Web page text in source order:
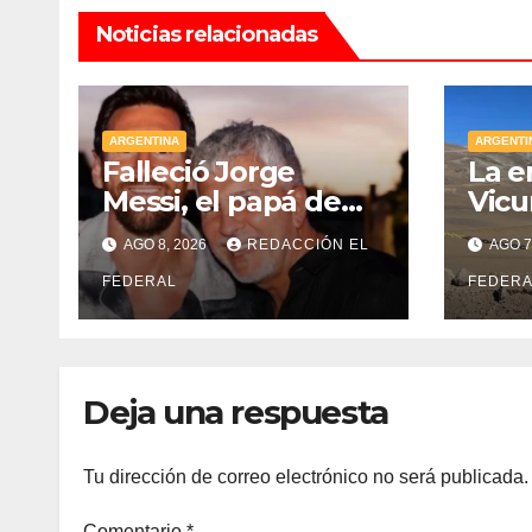
Noticias relacionadas
ARGENTINA
Falleció Jorge
Messi, el papá de
Lionel Messi
AGO 8, 2026 REDACCIÓN EL
FEDERAL
La
AGO
Deja una respuesta
Tu dirección de correo electrónico no será publicada.